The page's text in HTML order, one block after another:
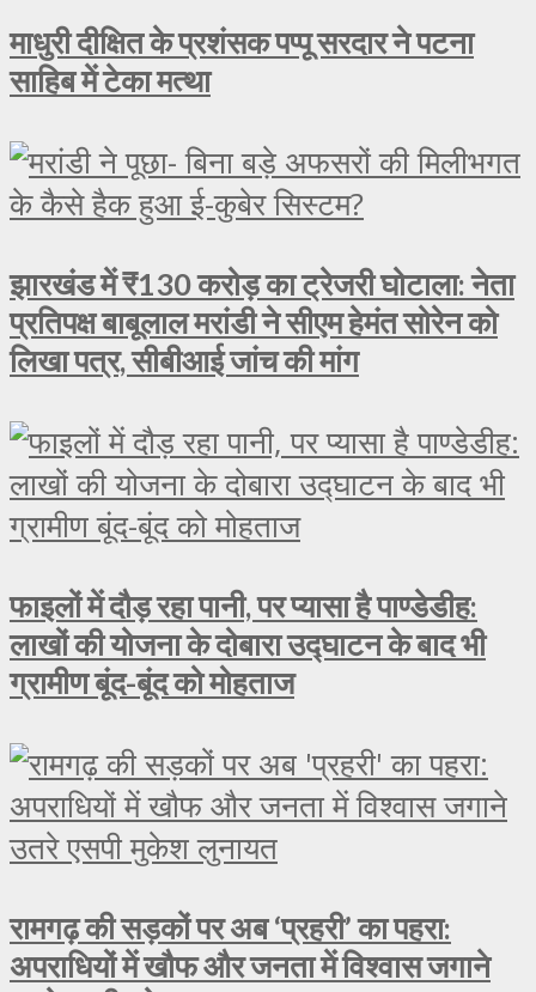
माधुरी दीक्षित के प्रशंसक पप्पू सरदार ने पटना
साहिब में टेका मत्था
झारखंड में ₹130 करोड़ का ट्रेजरी घोटाला: नेता
प्रतिपक्ष बाबूलाल मरांडी ने सीएम हेमंत सोरेन को
लिखा पत्र, सीबीआई जांच की मांग
फाइलों में दौड़ रहा पानी, पर प्यासा है पाण्डेडीह:
लाखों की योजना के दोबारा उद्घाटन के बाद भी
ग्रामीण बूंद-बूंद को मोहताज
रामगढ़ की सड़कों पर अब ‘प्रहरी’ का पहरा:
अपराधियों में खौफ और जनता में विश्वास जगाने